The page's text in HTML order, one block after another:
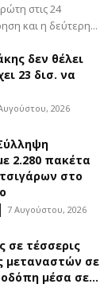
στις 24
και η δεύτερη...
δεν θέλει
23 δισ. να
2026
2.280 πακέτα
στο
7 Αυγούστου, 2026
σε τέσσερις
μεταναστών σε
μέσα σε...